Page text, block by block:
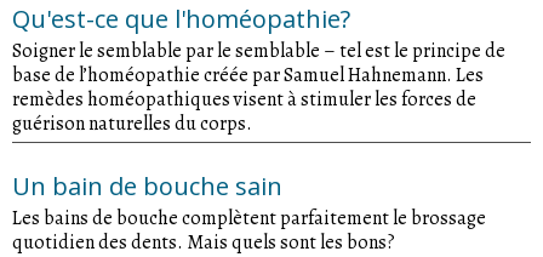
Qu'est-ce que l'homéopathie?
Soigner le semblable par le semblable – tel est le principe de
base de l’homéopathie créée par Samuel Hahnemann. Les
remèdes homéopathiques visent à stimuler les forces de
guérison naturelles du corps.
Un bain de bouche sain
Les bains de bouche complètent parfaitement le brossage
quotidien des dents. Mais quels sont les bons?